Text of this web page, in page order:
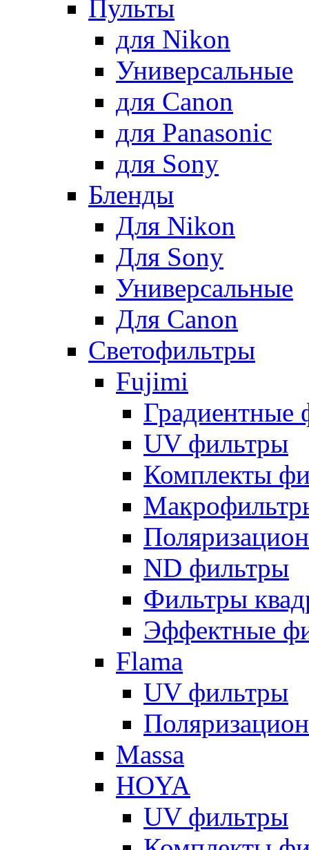
Пульты
для Nikon
Универсальные
для Canon
для Panasonic
для Sony
Бленды
Для Nikon
Для Sony
Универсальные
Для Canon
Светофильтры
Fujimi
Градиентные
UV фильтры
Комплекты
ND фильтры
Фильтры
Эффектные
Flama
UV фильтры
Massa
HOYA
UV фильтры